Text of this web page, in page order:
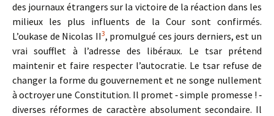
des journaux étrangers sur la victoire de la réaction dans les
milieux les plus influents de la Cour sont confirmés.
L’oukase de Nicolas II3, promulgué ces jours derniers, est un
vrai soufflet à l’adresse des libéraux. Le tsar prétend
maintenir et faire respecter l’autocratie. Le tsar refuse de
changer la forme du gouvernement et ne songe nullement
à octroyer une Constitution. Il promet ‑ simple promesse ! ‑
diverses réformes de caractère absolument secondaire. Il